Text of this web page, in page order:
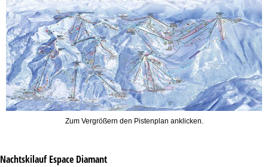
Zum Vergrößern den Pistenplan anklicken.
NachtskilaufEspace Diamant